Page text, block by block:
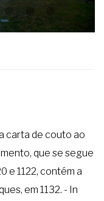
a carta de couto ao
que se segue
e 1122, contém a
em 1132. - In